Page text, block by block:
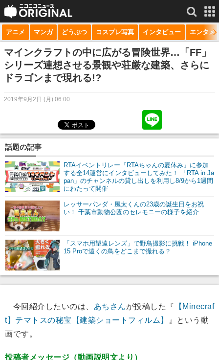
サービス一覧 もっと見る
niconico
生放送
マンガ
ニコニコQ
アニメ マンガ どうぶつ コスプレ写真 インタビュー エンタメ
マインクラフトの中に広がる冒険世界…「FF」
シリーズ連想させる景観や荘厳な建築、さらに
ドラゴンまで現れる!?
2019年9月2日 (月) 06:00
話題の記事
RTAイベントリレー『RTAちゃんの夏休み』に参加
する全14運営にインタビューしてみた！ 「RTA in Ja
pan」のチャンネルの貸し出しを利用し8/9から1週間
にわたって開催
レッサーパンダ・風太くんの23歳の誕生日をお祝
い！ 千葉市動物公園のセレモニーの様子を紹介
「スマホ用望遠レンズ」で野鳥撮影に挑戦！ iPhone
15 Proで遠くの鳥をどこまで撮れる？
今回紹介したいのは、 あちさんが投稿した『 【Minecraf
t】テマトスの秘宝【建築ショートフィルム】
』という動
画です。
投稿者メッセージ（動画説明文より）